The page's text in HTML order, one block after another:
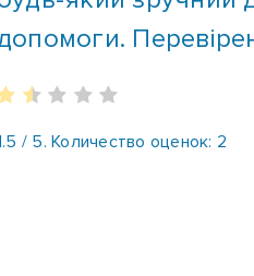
допомоги.